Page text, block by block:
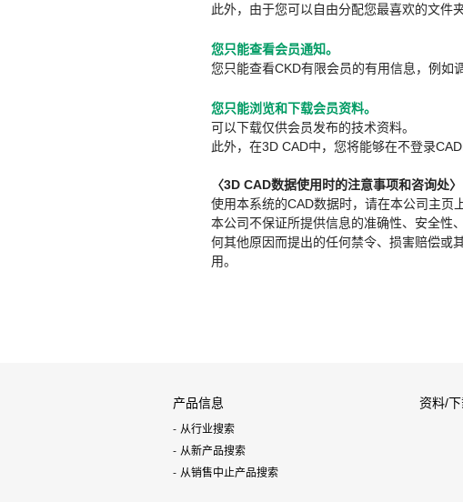
此外，由于您可以自由分配您最喜欢的文件
您只能查看会员通知。
您只能查看CKD有限会员的有用信息，例如
您只能浏览和下载会员资料。
可以下载仅供会员发布的技术资料。
此外，在3D CAD中，您将能够在不登录
〈3D CAD数据使用时的注意事项和咨询处〉
使用本系统的CAD数据时，请在本公司主页
本公司不保证所提供信息的准确性、安全性
何其他原因而提出的任何禁令、损害赔偿或
用。
产品信息
从行业搜索
从新产品搜索
从销售中止产品搜索
资料/